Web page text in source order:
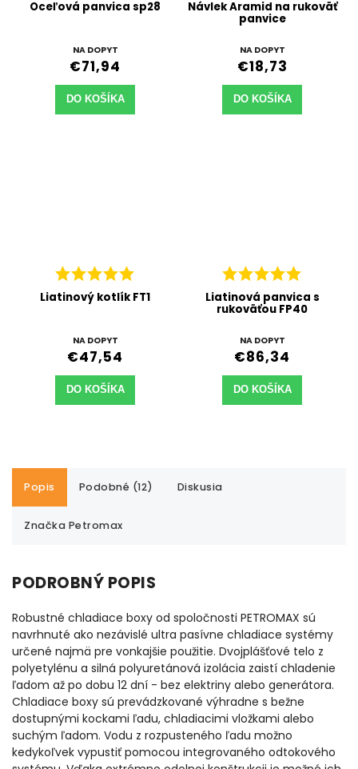
Oceľová panvica sp28
NA DOPYT
€71,94
DO KOŠÍKA
Návlek Aramid na rukoväť
panvice
NA DOPYT
€18,73
DO KOŠÍKA
Liatinový kotlík FT1
NA DOPYT
€47,54
DO KOŠÍKA
Liatinová panvica s
rukoväťou FP40
NA DOPYT
€86,34
DO KOŠÍKA
Popis Podobné (12) Diskusia
Značka Petromax
PODROBNÝ POPIS
Robustné chladiace boxy od spoločnosti PETROMAX sú
navrhnuté ako nezávislé ultra pasívne chladiace systémy
určené najmä pre vonkajšie použitie. Dvojplášťové telo z
polyetylénu a silná polyuretánová izolácia zaistí chladenie
ľadom až po dobu 12 dní - bez elektriny alebo generátora.
Chladiace boxy sú prevádzkované výhradne s bežne
dostupnými kockami ľadu, chladiacimi vložkami alebo
suchým ľadom. Vodu z rozpusteného ľadu možno
kedykoľvek vypustiť pomocou integrovaného odtokového